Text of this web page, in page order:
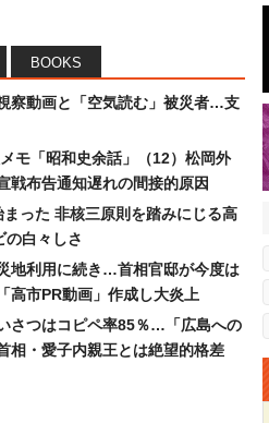
BOOKS
察動画と「空気読む」被災者…支
モ「昭和史余話」（12）松岡外
戦布告通知遅れの間接的原因
った 非核三原則を踏みにじる高
の白々しさ
地利用に続き…首相官邸が今度は
高市PR動画」作成し大炎上
さつはコピペ率85％…「広島への
相・愛子内親王とは絶望的格差